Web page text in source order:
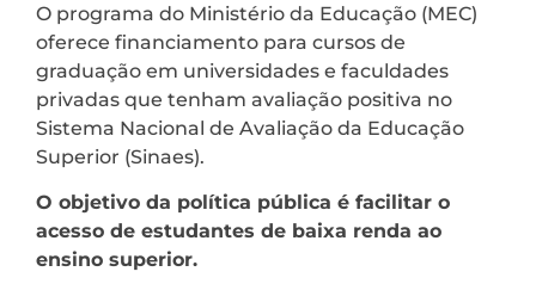
O programa do Ministério da Educação (MEC)
oferece financiamento para cursos de
graduação em universidades e faculdades
privadas que tenham avaliação positiva no
Sistema Nacional de Avaliação da Educação
Superior (Sinaes).
O objetivo da política pública é facilitar o
acesso de estudantes de baixa renda ao
ensino superior.